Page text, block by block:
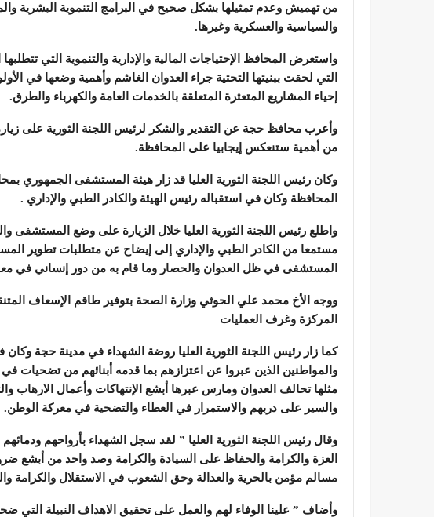
من تهميش وعدم تمثيلها بشكل صحيح في البرامج التنموية البشرية
والسياسية والعسكرية وغيرها.
واستعرض المحافظ الإحتياجات المالية والإدارية والتنموية التي
التي لحقت ببنيتها التحتية جراء العدوان الغاشم وأهمية وضعها في
إحياء المشاريع المتعثرة المتعلقة بالخدمات العامة والكهرباء والطرق.
وأعرب محافظ حجة عن التقدير والشكر لرئيس اللجنة الثورية على زيارة
من أهمية ستنعكس إيجابيا على المحافظة.
وكان رئيس اللجنة الثورية العليا قد زار هيئة المستشفى الجمهوري
المحافظة وكان في استقباله رئيس الهيئة والكادر الطبي والإداري .
واطلع رئيس اللجنة الثورية العليا خلال الزيارة على وضع المستشفى
مستمعا من الكادر الطبي والإداري إلى إيضاح عن متطلبات تطوير
المستشفى في ظل العدوان والحصار وما قام به من دور إنساني في
ووجه الأخ محمد علي الحوثي وزارة الصحة بتوفير طاقم الإسعاف
المركزة وغرف العمليات
كما زار رئيس اللجنة الثورية العليا روضة الشهداء في مدينة حجة
والمواطنين الذين عبروا عن اعتزازهم بما قدمه أبنائهم من تضحيات في
مثلها تحالف العدوان ومارس عبرها أبشع الإنتهاكات وأعمال الارهاب
والسير على دربهم والاستمرار في العطاء والتضحية في معركة الوطن.
وقال رئيس اللجنة الثورية العليا ” لقد سجل الشهداء بأرواحهم
العزة والكرامة والحفاظ على السيادة والكرامة وصد واحد من أبشع
مسالم مؤمن بالحرية والعدالة وحق الشعوب في الاستقلال والكرامة
وأضاف ” علينا الوفاء لهم والعمل على تحقيق الاهداف النبيلة التي